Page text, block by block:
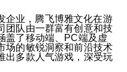
企业，腾飞博雅文化在游
团队由一群富有创意和技
盖了移动端、PC端及虚
场的敏锐洞察和前沿技术
出多款人气游戏，深受玩